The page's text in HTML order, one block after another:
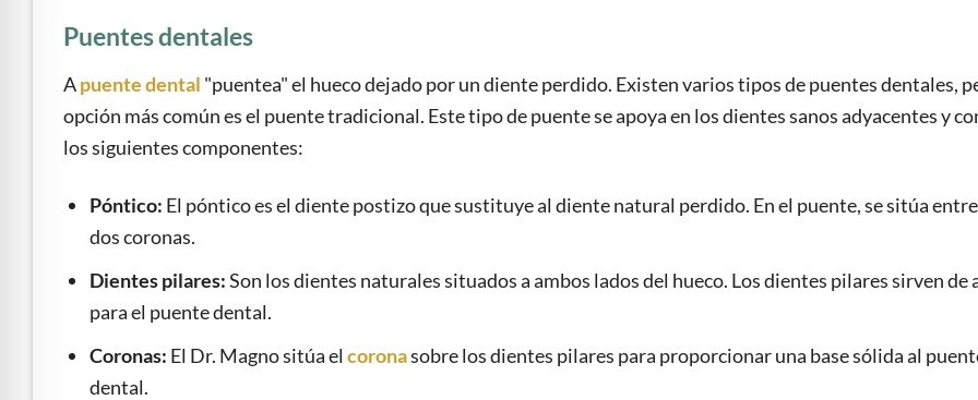
Puentes dentales
Apuente dental "puentea" el hueco dejado por un diente perdido. Existen varios tipos de puentes dentales,
opción más común es el puente tradicional. Este tipo de puente se apoya en los dientes sanos adyacentes y
los siguientes componentes:
Póntico: El póntico es el diente postizo que sustituye al diente natural perdido. En el puente, se sitúa
dos coronas.
Dientes pilares:Son los dientes naturales situados a ambos lados del hueco. Los dientes pilares sirven de
para el puente dental.
Coronas: El Dr. Magno sitúa el coronasobre los dientes pilares para proporcionar una base sólida al
dental.